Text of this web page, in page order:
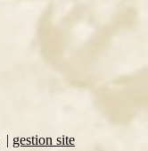
| gestion site